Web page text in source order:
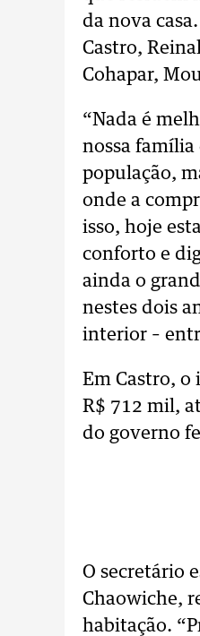
da nova
Castro,
Cohapar,
“Nada é
nossa família
população,
onde a
isso, hoje
conforto e
ainda o
nestes dois
interior –
Em Castro,
R$ 712 mil,
do governo
O secretário
Chaowiche,
habitação.